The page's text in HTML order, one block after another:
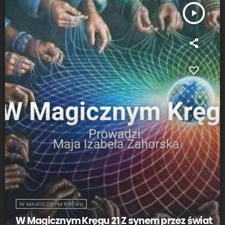
play_arrow
W MAGICZNYM KRĘGU
W Magicznym Kręgu 21 Z synem przez świat